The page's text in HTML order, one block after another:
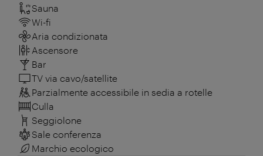
Sauna
Wi-fi
Aria condizionata
Ascensore
Bar
TV via cavo/satellite
Parzialmente accessibile in sedia a rotelle
Culla
Seggiolone
Sale conferenza
Marchio ecologico